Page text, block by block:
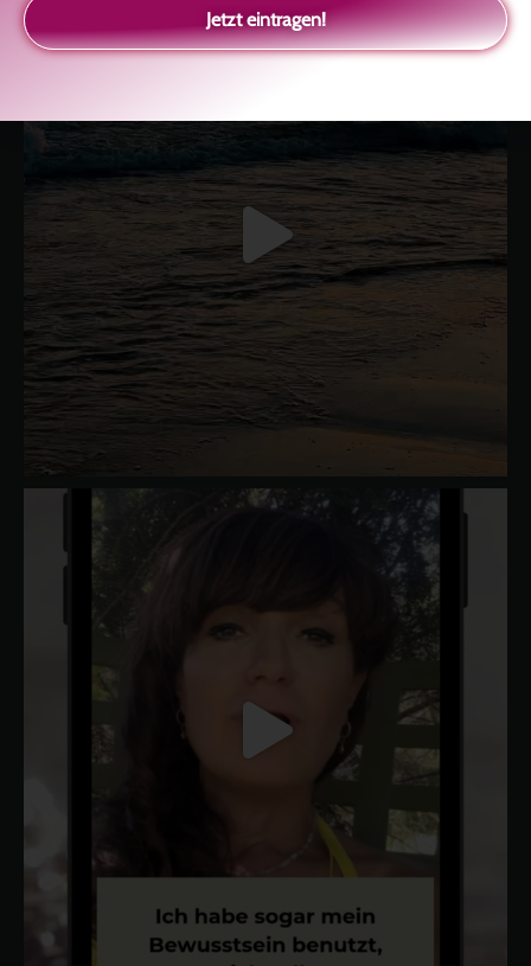
Jetzt eintragen!